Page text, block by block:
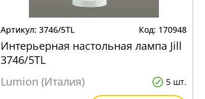
3746/5TL 170948
Интерьерная настольная лампа Jill
3746/5TL
Lumion (Италия)
5 шт.